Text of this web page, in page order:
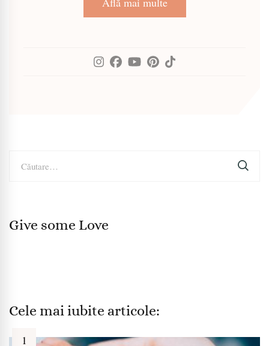
după:
Give some Love
Cele mai iubite articole: